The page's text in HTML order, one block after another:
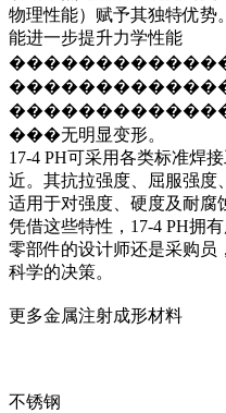
物理性能）赋予其独特优势
能进一步提升力学性能
���无明显变形。
17-4 PH可采用各类标准焊
近。其抗拉强度、屈服强度
适用于对强度、硬度及耐腐
凭借这些特性，17-4 PH拥
零部件的设计师还是采购员
科学的决策。
更多金属注射成形材料
不锈钢